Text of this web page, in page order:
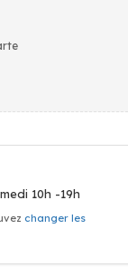
10h -19h
changer les